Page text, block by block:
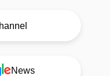
News